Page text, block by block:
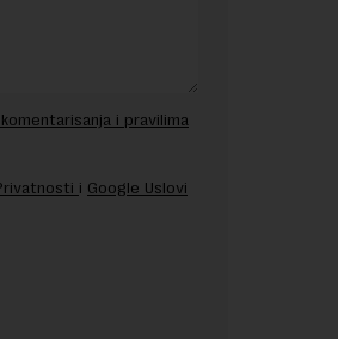
i pravilima
i Google Uslovi